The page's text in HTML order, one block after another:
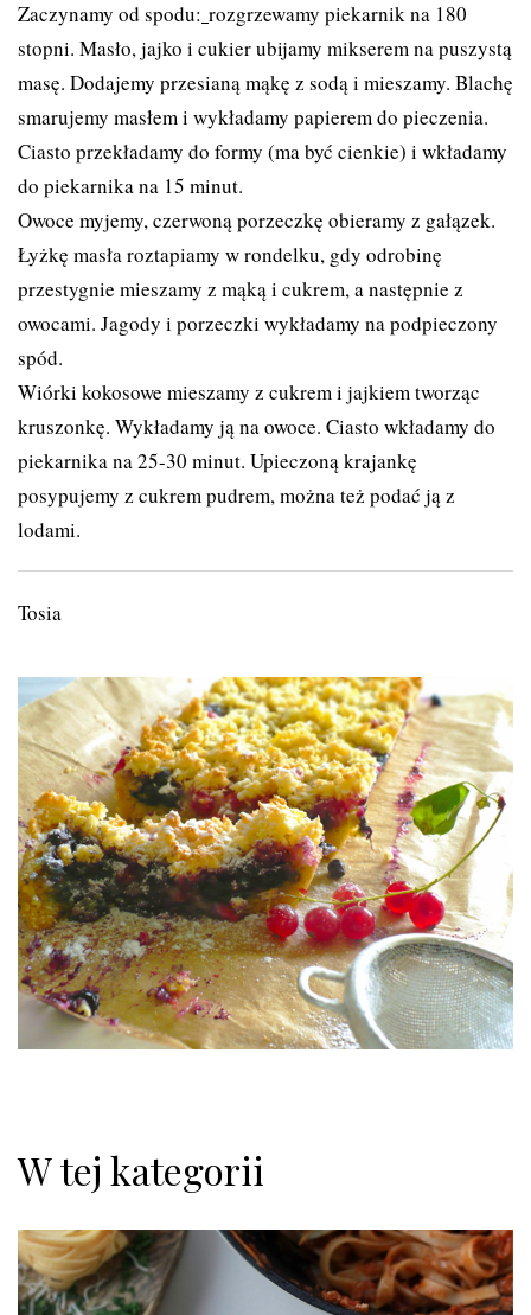
Zaczynamy od spodu: rozgrzewamy piekarnik na 180
stopni. Masło, jajko i cukier ubijamy mikserem na puszystą
masę. Dodajemy przesianą mąkę z sodą i mieszamy. Blachę
smarujemy masłem i wykładamy papierem do pieczenia.
Ciasto przekładamy do formy (ma być cienkie) i wkładamy
do piekarnika na 15 minut.
Owoce myjemy, czerwoną porzeczkę obieramy z gałązek.
Łyżkę masła roztapiamy w rondelku, gdy odrobinę
przestygnie mieszamy z mąką i cukrem, a następnie z
owocami. Jagody i porzeczki wykładamy na podpieczony
spód.
Wiórki kokosowe mieszamy z cukrem i jajkiem tworząc
kruszonkę. Wykładamy ją na owoce. Ciasto wkładamy do
piekarnika na 25-30 minut. Upieczoną krajankę
posypujemy z cukrem pudrem, można też podać ją z
lodami.
Tosia
W tej kategorii